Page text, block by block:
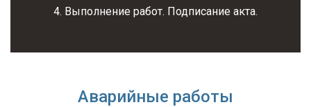
4. Выполнение работ. Подписание акта.
Аварийные работы